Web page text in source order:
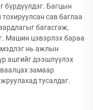
бүрдүүлдэг. Багцын
сав баглаа
багасгаж,
Машин цэвэрлэх бараа
нь ажлын
ашгийг дээшлүүлэх
замаар
тусалдаг.